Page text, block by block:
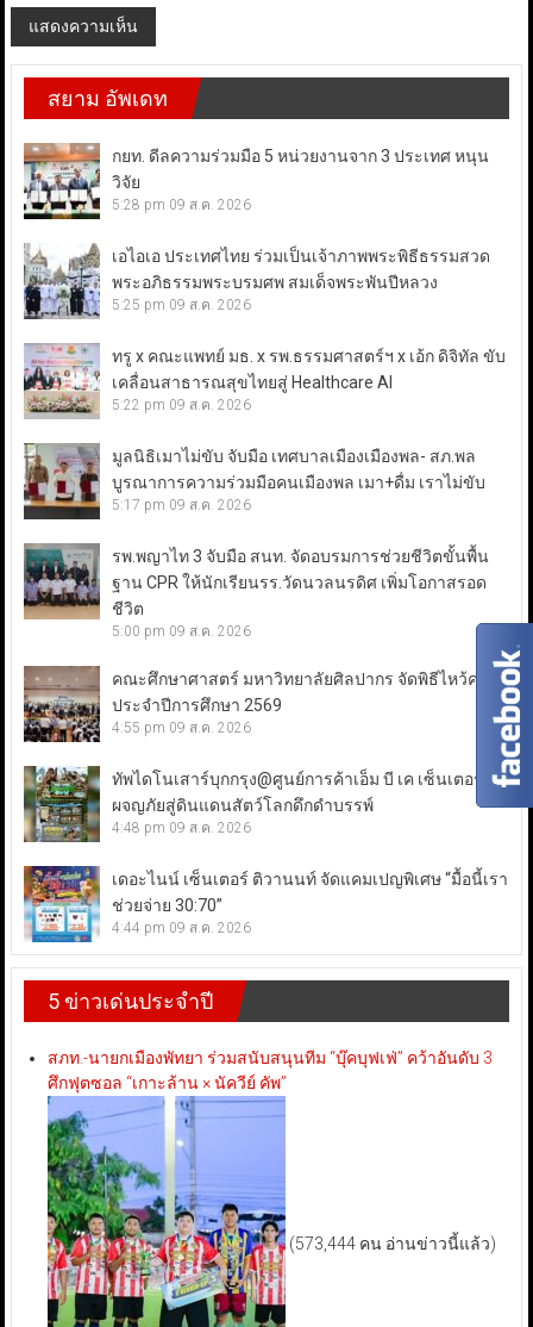
สยาม อัพเดท
กยท. ดีลความร่วมมือ 5 หน่วยงานจาก 3 ประเทศ หนุน
วิจัย
5:28 pm 09 ส.ค. 2026
เอไอเอ ประเทศไทย ร่วมเป็นเจ้าภาพพระพิธีธรรมสวด
พระอภิธรรมพระบรมศพ สมเด็จพระพันปีหลวง
5:25 pm 09 ส.ค. 2026
ทรู x คณะแพทย์ มธ. x รพ.ธรรมศาสตร์ฯ x เอ้ก ดิจิทัล ขับ
เคลื่อนสาธารณสุขไทยสู่ Healthcare AI
5:22 pm 09 ส.ค. 2026
มูลนิธิเมาไม่ขับ จับมือ เทศบาลเมืองเมืองพล- สภ.พล
บูรณาการความร่วมมือคนเมืองพล เมา+ดื่ม เราไม่ขับ
5:17 pm 09 ส.ค. 2026
รพ.พญาไท 3 จับมือ สนท. จัดอบรมการช่วยชีวิตขั้นพื้น
ฐาน CPR ให้นักเรียนรร.วัดนวลนรดิศ เพิ่มโอกาสรอด
ชีวิต
5:00 pm 09 ส.ค. 2026
คณะศึกษาศาสตร์ มหาวิทยาลัยศิลปากร จัดพิธีไหว้ครู
ประจำปีการศึกษา 2569
4:55 pm 09 ส.ค. 2026
ทัพไดโนเสาร์บุกกรุง@ศูนย์การค้าเอ็ม บี เค เซ็นเตอร์
ผจญภัยสู่ดินแดนสัตว์โลกดึกดำบรรพ์
4:48 pm 09 ส.ค. 2026
เดอะไนน์ เซ็นเตอร์ ติวานนท์ จัดแคมเปญพิเศษ “มื้อนี้เรา
ช่วยจ่าย 30:70”
4:44 pm 09 ส.ค. 2026
5 ข่าวเด่นประจำปี
สภท.-นายกเมืองพัทยา ร่วมสนับสนุนทีม “บุ๊คบุฟเฟ่” คว้าอันดับ 3
ศึกฟุตซอล “เกาะล้าน × นัควีย์ คัพ”
(573,444 คน อ่านข่าวนี้แล้ว)